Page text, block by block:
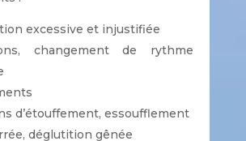
excessive et injustifiée
changement de rythme
d’étouffement, essoufflement
déglutition gênée